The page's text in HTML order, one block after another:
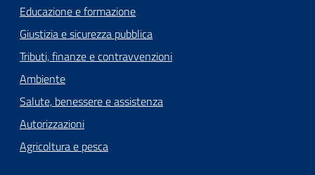
Educazione e formazione
Giustizia e sicurezza pubblica
Tributi, finanze e contravvenzioni
Ambiente
Salute, benessere e assistenza
Autorizzazioni
Agricoltura e pesca